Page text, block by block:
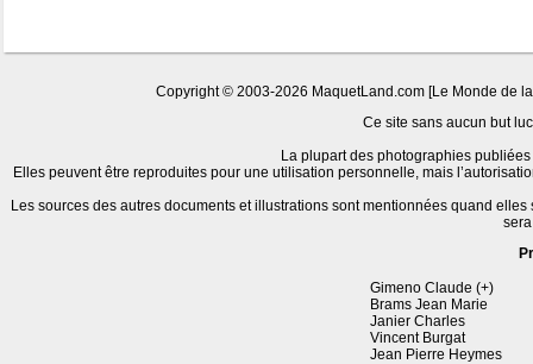
Copyright © 2003-2026 MaquetLand.com [Le Monde de
Ce site sans aucun but
La plupart des photographies
Elles peuvent être reproduites pour une utilisation personnelle, mais
Les sources des autres documents et illustrations sont mentionnées quand
Gimeno Claude (+)
Brams Jean Marie
Janier Charles
Vincent Burgat
Jean Pierre Heymes